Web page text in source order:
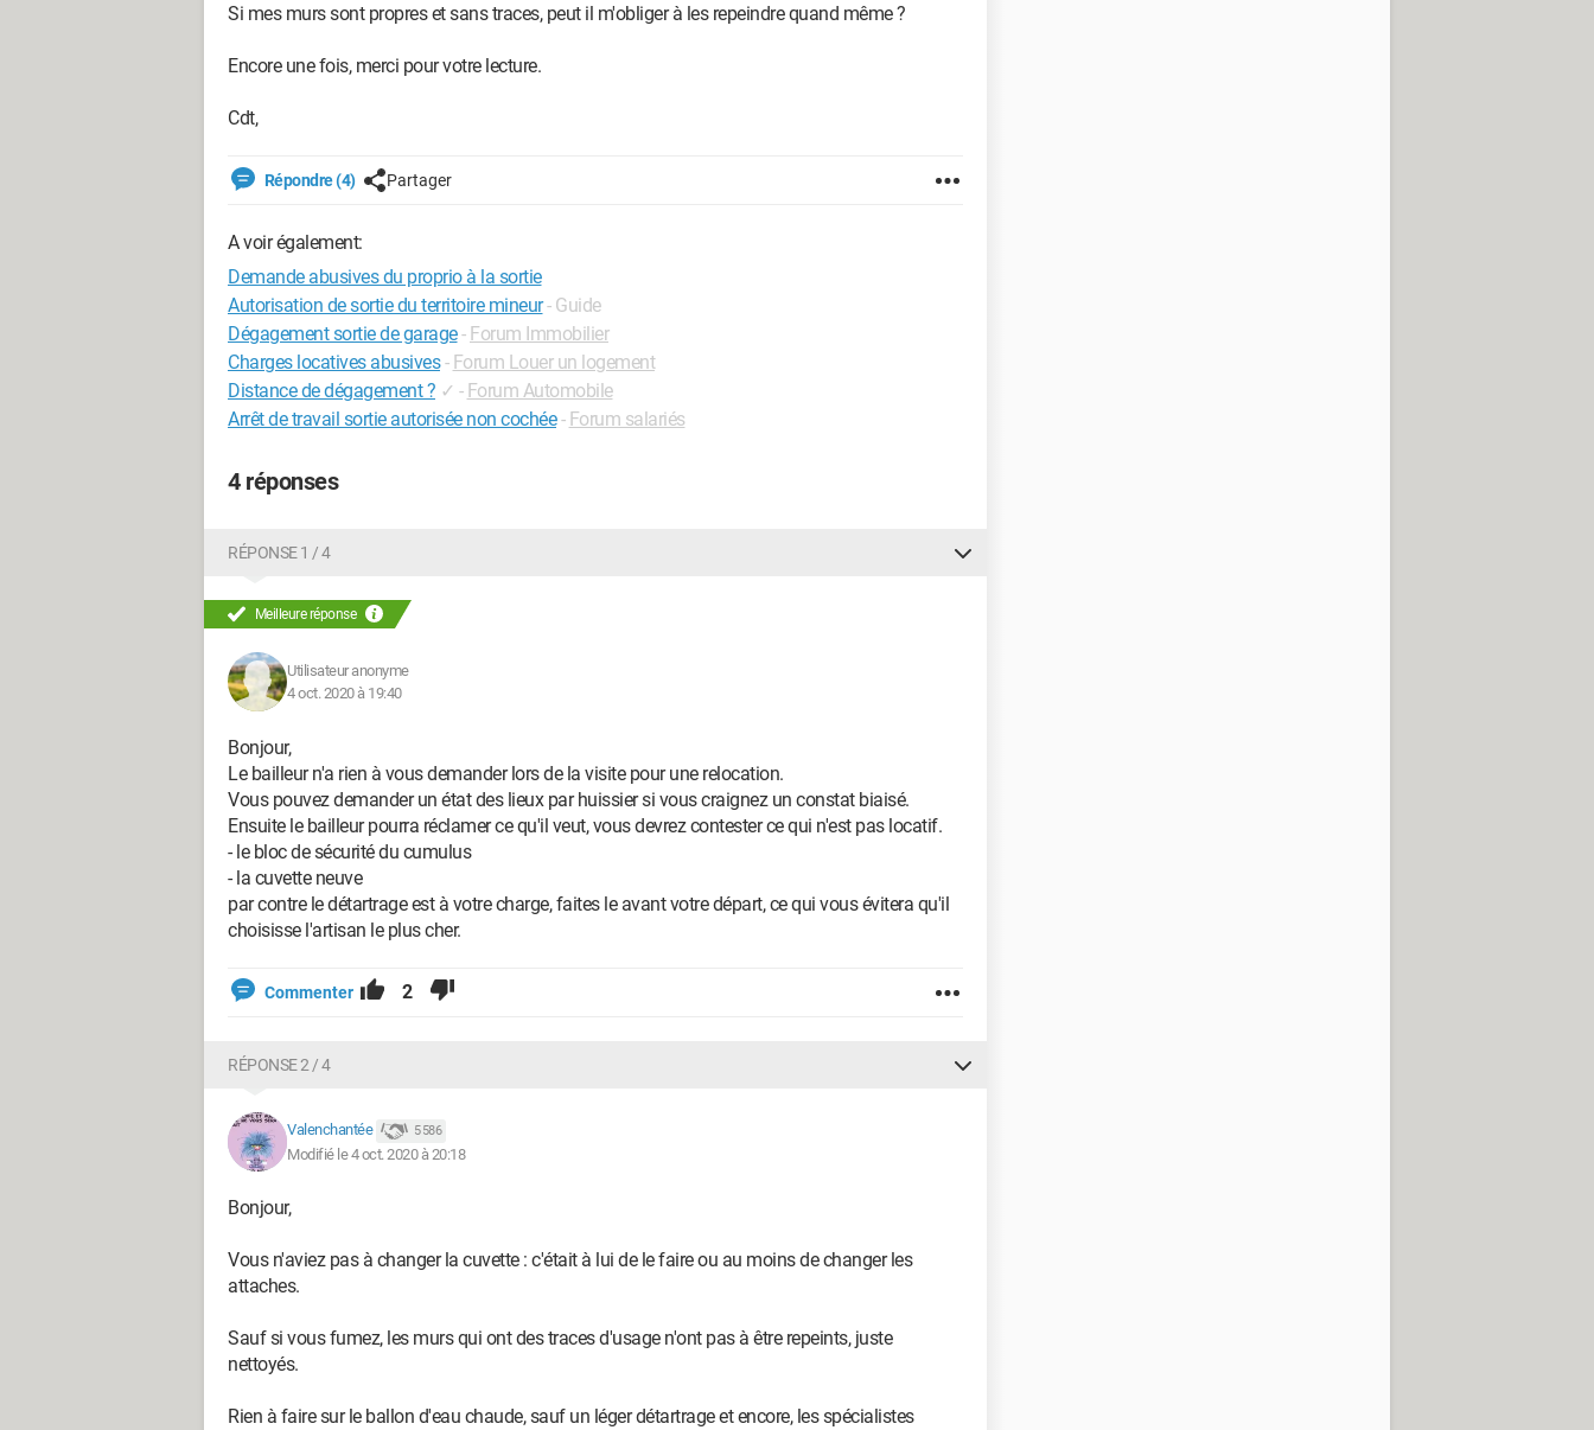
Si mes murs sont propres et sans traces, peut il m'obliger à les repeindre quand même ?
Encore une fois, merci pour votre lecture.
Cdt,
Répondre (4) Partager
A voir également:
Demande abusives du proprio à la sortie
Autorisation de sortie du territoire mineur- Guide
Dégagement sortie de garage- Forum Immobilier
Charges locatives abusives - Forum Louer un logement
Distance de dégagement ? ✓ - Forum Automobile
Arrêt de travail sortie autorisée non cochée - Forum salariés
4 réponses
RÉPONSE 1 / 4
Meilleure réponse
Utilisateur anonyme
4 oct. 2020 à 19:40
Bonjour,
Le bailleur n'a rien à vous demander lors de la visite pour une relocation.
Vous pouvez demander un état des lieux par huissier si vous craignez un constat biaisé.
Ensuite le bailleur pourra réclamer ce qu'il veut, vous devrez contester ce qui n'est pas locatif.
- le bloc de sécurité du cumulus
- la cuvette neuve
par contre le détartrage est à votre charge, faites le avant votre départ, ce qui vous évitera qu'il
choisisse l'artisan le plus cher.
Commenter 2
RÉPONSE 2 / 4
Valenchantée 5 586
Modifié le 4 oct. 2020 à 20:18
Bonjour,
Vous n'aviez pas à changer la cuvette : c'était à lui de le faire ou au moins de changer les
attaches.
Sauf si vous fumez, les murs qui ont des traces d'usage n'ont pas à être repeints, juste
nettoyés.
Rien à faire sur le ballon d'eau chaude, sauf un léger détartrage et encore, les spécialistes